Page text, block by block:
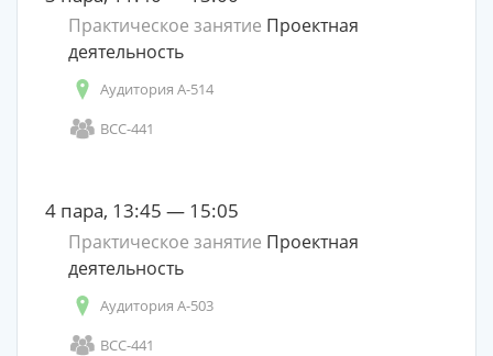
Практическое занятие Проектная
деятельность
Аудитория А-514
ВСС-441
4 пара, 13:45 — 15:05
Практическое занятие Проектная
деятельность
Аудитория А-503
ВСС-441